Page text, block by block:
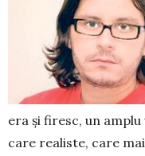
era și firesc, un
care realiste, care